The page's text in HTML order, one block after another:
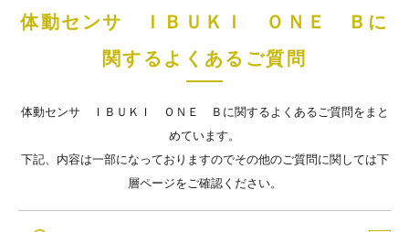
体動センサ ＩＢＵＫＩ ＯＮＥ Ｂに
関するよくあるご質問
体動センサ ＩＢＵＫＩ ＯＮＥ Ｂに関するよくあるご質問をまと
めています。
下記、内容は一部になっておりますのでその他のご質問に関しては下
層ページをご確認ください。